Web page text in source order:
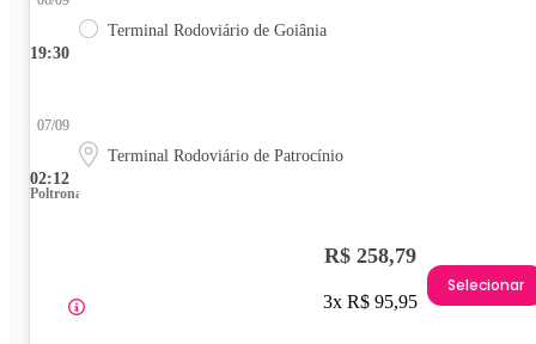
19:30
Terminal Rodoviário de Goiânia
02:12
07/09
Terminal Rodoviário de Patrocínio
Poltrona
R$ 258,79
3x R$ 95,95
Selecionar